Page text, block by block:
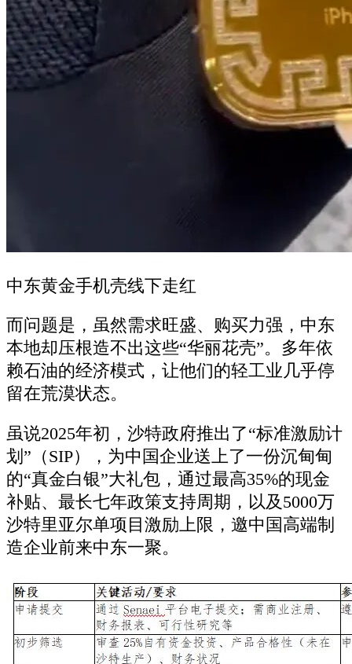
中东黄金手机壳线下走红
而问题是，虽然需求旺盛、购买力强，中东
本地却压根造不出这些“华丽花壳”。多年依
赖石油的经济模式，让他们的轻工业几乎停
留在荒漠状态。
虽说2025年初，沙特政府推出了“标准激励计
划”（SIP），为中国企业送上了一份沉甸甸
的“真金白银”大礼包，通过最高35%的现金
补贴、最长七年政策支持周期，以及5000万
沙特里亚尔单项目激励上限，邀中国高端制
造企业前来中东一聚。